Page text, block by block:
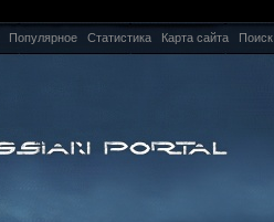
Популярное Статистика Карта сайта Поиск